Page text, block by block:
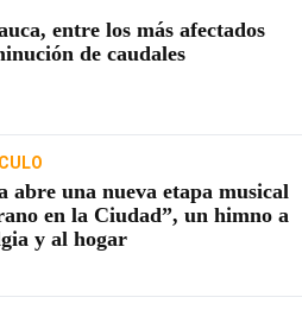
entre los más afectados
de caudales
abre una nueva etapa musical
en la Ciudad”, un himno a
y al hogar